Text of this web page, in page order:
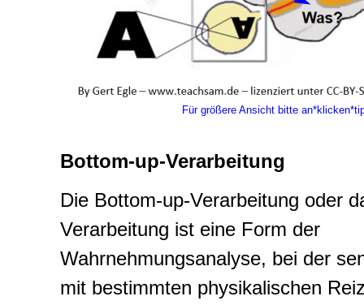
Für größere Ansicht bitte
Bottom-up-Verarbeitung
Die Bottom-up-Verarbeitung oder
Verarbeitung ist eine Form der
Wahrnehmungsanalyse, bei der
mit bestimmten physikalischen